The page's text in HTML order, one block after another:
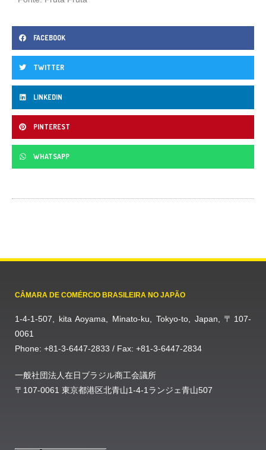
FACEBOOK
TWITTER
LINKEDIN
PINTEREST
WHATSAPP
CÂMARA DE COMÉRCIO BRASILEIRA NO JAPÃO
1-4-1-507, kita Aoyama, Minato-ku, Tokyo-to, Japan, 〒107-
0061
Phone: +81-3-6447-2833 / Fax: +81-3-6447-2834
一般社団法人在日ブラジル商工会議所
〒107-0061 東京都港区北青山1-4-1ランジェ青山507